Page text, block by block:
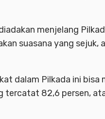
menjelang
suasana yang sejuk,
dalam Pilkada ini bisa
tercatat 82,6 persen,